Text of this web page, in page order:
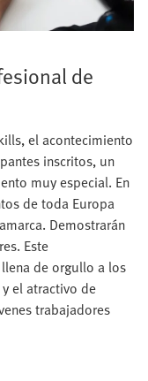
de
el acontecimiento
inscritos, un
muy especial. En
de toda Europa
Demostrarán
Este
de orgullo a los
el atractivo de
trabajadores